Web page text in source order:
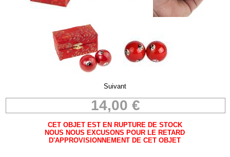
Suivant
14,00 €
CET OBJET EST EN RUPTURE DE STOCK
NOUS NOUS EXCUSONS POUR LE RETARD
D'APPROVISIONNEMENT DE CET OBJET